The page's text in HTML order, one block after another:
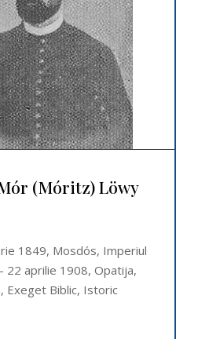
(Móritz) Löwy
1849, Mosdós, Imperiul
22 aprilie 1908, Opatija,
Exeget Biblic, Istoric